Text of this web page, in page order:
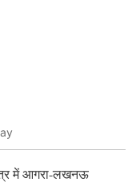
में आगरा-लखनऊ